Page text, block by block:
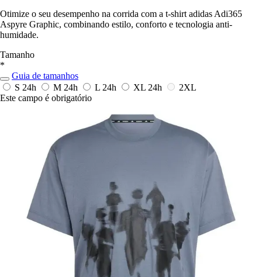
Otimize o seu desempenho na corrida com a t-shirt adidas Adi365
Aspyre Graphic, combinando estilo, conforto e tecnologia anti-
humidade.
Tamanho
*
Guia de tamanhos
S 24h M 24h L 24h XL 24h
2XL
Este campo é obrigatório